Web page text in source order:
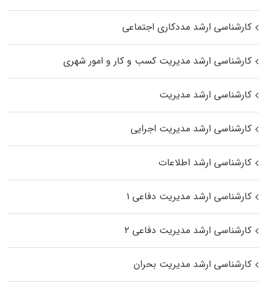
کارشناسی ارشد مددکاری اجتماعی
کارشناسی ارشد مدیریت کسب و کار و امور شهری
کارشناسی ارشد مدیریت
کارشناسی ارشد مدیریت اجرایی
کارشناسی ارشد اطلاعات
کارشناسی ارشد مدیریت دفاعی ۱
کارشناسی ارشد مدیریت دفاعی ۲
کارشناسی ارشد مدیریت بحران